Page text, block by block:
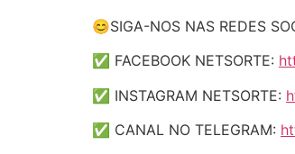
😊SIGA-NOS NAS REDES
✅ FACEBOOK NETSORTE:
✅ INSTAGRAM NETSORTE:
✅ CANAL NO TELEGRAM: